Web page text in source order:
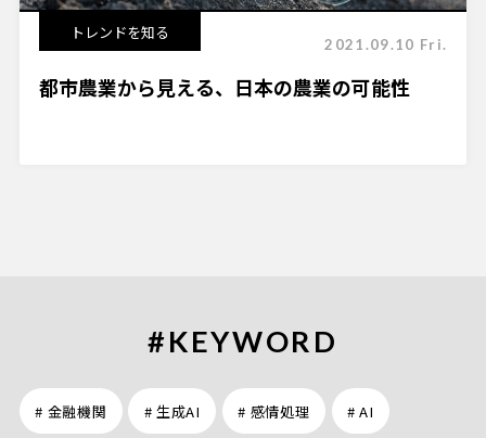
トレンドを知る
2021.09.10 Fri.
都市農業から見える、日本の農業の可能性
#KEYWORD
# 金融機関 # 生成AI # 感情処理 # AI